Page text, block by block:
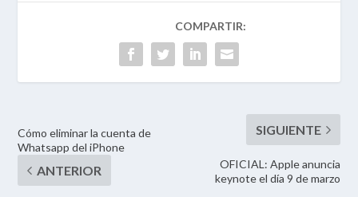
Cómo eliminar la cuenta de
Whatsapp del iPhone
OFICIAL: Apple anuncia
keynote el día 9 de marzo